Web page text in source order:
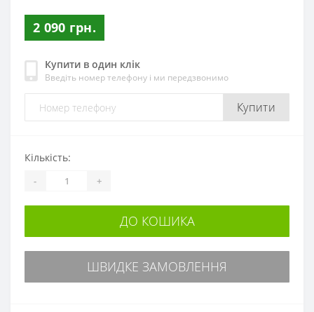
2 090 грн.
Купити в один клік
Введіть номер телефону і ми передзвонимо
Купити
Кількість:
- +
ДО КОШИКА
ШВИДКЕ ЗАМОВЛЕННЯ